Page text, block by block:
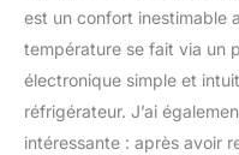
est un confort inestimable
température se fait via un
électronique simple et
réfrigérateur. J’ai
intéressante : après avoir